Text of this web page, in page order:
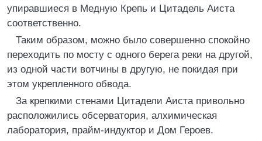
упиравшиеся в Медную Крепь и Цитадель Аиста
соответственно.
Таким образом, можно было совершенно спокойно
переходить по мосту с одного берега реки на другой,
из одной части вотчины в другую, не покидая при
этом укрепленного обвода.
За крепкими стенами Цитадели Аиста привольно
расположились обсерватория, алхимическая
лаборатория, прайм-индуктор и Дом Героев.